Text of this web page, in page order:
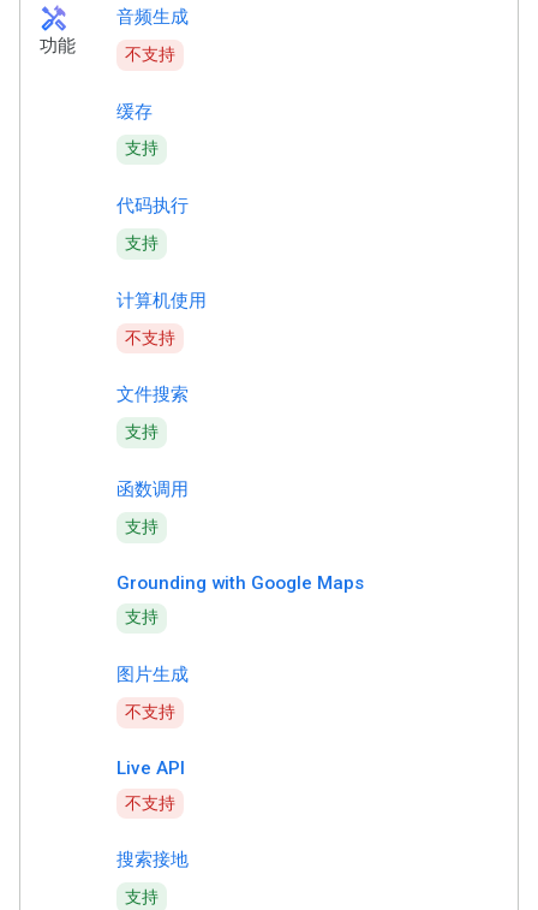
handyman
功能
音频生成
不支持
缓存
支持
代码执行
支持
计算机使用
不支持
文件搜索
支持
函数调用
支持
Grounding with Google Maps
支持
图片生成
不支持
Live API
不支持
搜索接地
支持